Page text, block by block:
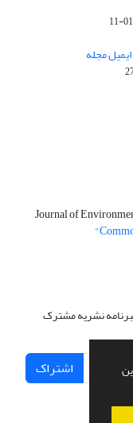
مجله
Journal of
نشریه مشترک
اشتراک